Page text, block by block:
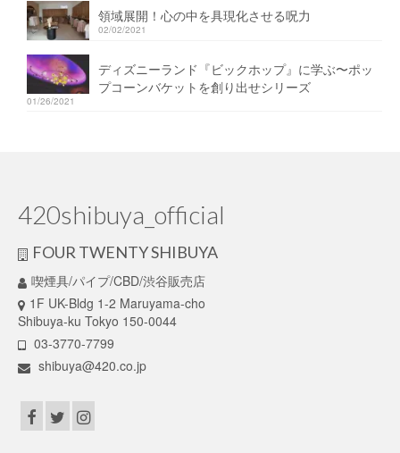
領域展開！心の中を具現化させる呪力
02/02/2021
ディズニーランド『ビックホップ』に学ぶ〜ポッ
プコーンバケットを創り出せシリーズ
01/26/2021
420shibuya_official
FOUR TWENTY SHIBUYA
喫煙具/パイプ/CBD/渋谷販売店
1F UK-Bldg 1-2 Maruyama-cho
Shibuya-ku Tokyo 150-0044
03-3770-7799
shibuya@420.co.jp